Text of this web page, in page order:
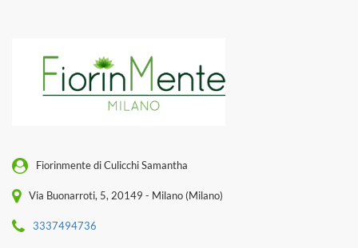
Fiorinmente di Culicchi Samantha
Via Buonarroti, 5, 20149 - Milano (Milano)
3337494736